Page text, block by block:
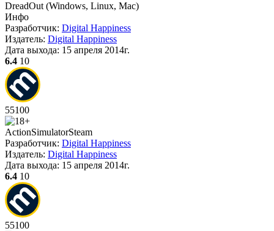
DreadOut (Windows, Linux, Mac)
Инфо
Разработчик: Digital Happiness
Издатель: Digital Happiness
Дата выхода: 15 апреля 2014г.
6.4 10
55100
ActionSimulatorSteam
Разработчик: Digital Happiness
Издатель: Digital Happiness
Дата выхода: 15 апреля 2014г.
6.4 10
55100